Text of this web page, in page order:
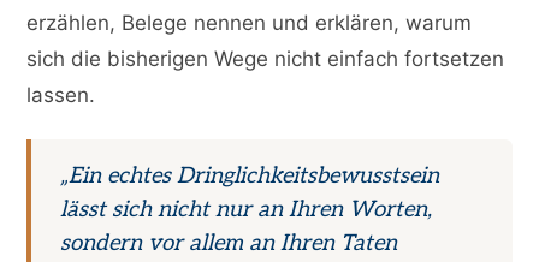
erzählen, Belege nennen und erklären, warum
sich die bisherigen Wege nicht einfach fortsetzen
lassen.
„Ein echtes Dringlichkeitsbewusstsein
lässt sich nicht nur an Ihren Worten,
sondern vor allem an Ihren Taten